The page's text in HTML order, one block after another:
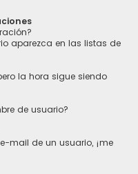
aparezca en las listas de
la hora sigue siendo
de usuario?
mail de un usuario, ¡me